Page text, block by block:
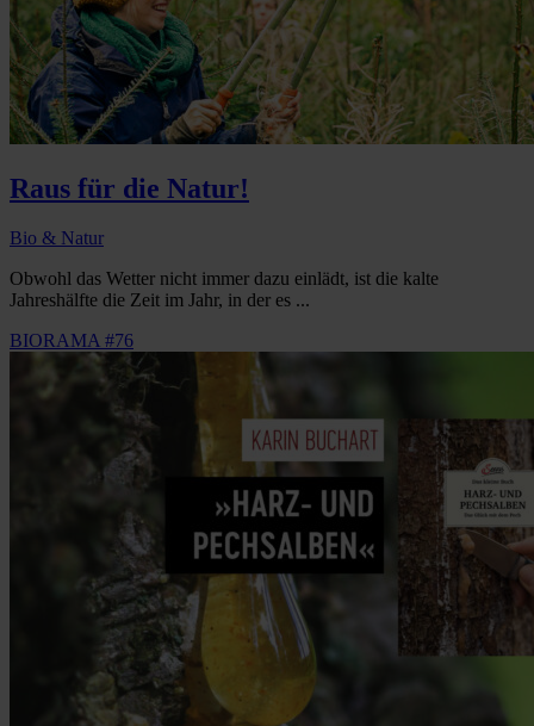
Raus für die Natur!
Bio & Natur
Obwohl das Wetter nicht immer dazu einlädt, ist die kalte
Jahreshälfte die Zeit im Jahr, in der es ...
BIORAMA #76